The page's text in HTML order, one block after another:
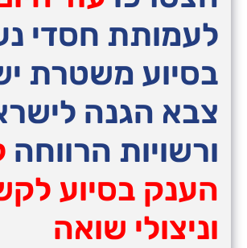
לעמותת חסדי
בסיוע משטרת
צבא הגנה
ורשויות הרווחה
הענק בסיוע
וניצולי שואה